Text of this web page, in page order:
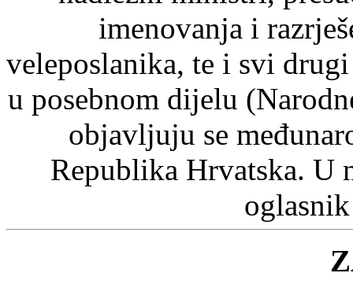
imenovanja i
veleposlanika, te i svi
u posebnom dijelu
objavljuju se
Republika Hrvatska. U